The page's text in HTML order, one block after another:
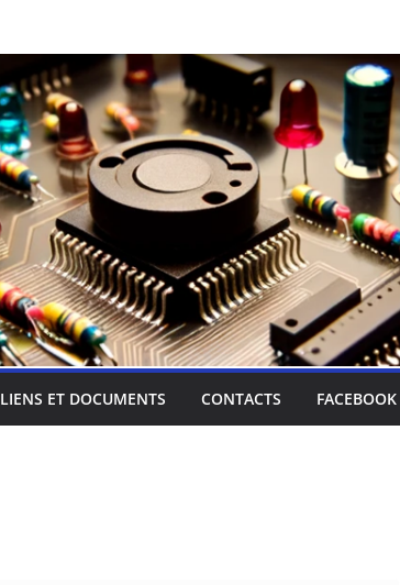
LIENS ET DOCUMENTS CONTACTS FACEBOOK